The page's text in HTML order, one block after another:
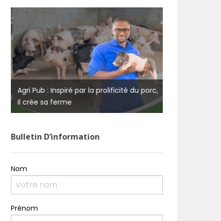
Agri Pub : Inspiré par la prolificité du porc,
il crée sa ferme
Bulletin D’information
Nom
Prénom